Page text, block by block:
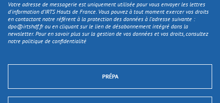
Votre adresse de messagerie est uniquement utilisée pour vous envoyer les lettres
d'information d’IRTS Hauts de France. Vous pouvez à tout moment exercer vos droits
en contactant notre référent à la protection des données à l’adresse suivante :
dpo@irtshdf.frou en cliquant sur le lien de désabonnement intégré dans la
newsletter. Pour en savoir plus sur la gestion de vos données et vos droits, consultez
notre politique de confidentialité
PRÉPA